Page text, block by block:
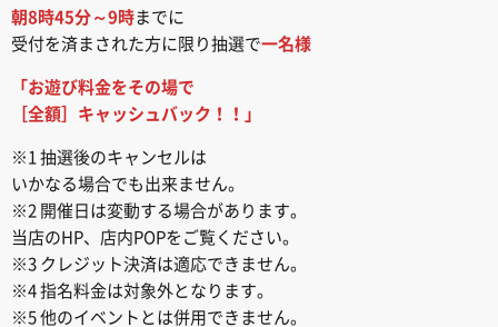
朝8時45分～9時までに
受付を済まされた方に限り抽選で一名様
「お遊び料金をその場で
［全額］キャッシュバック！！」
※1 抽選後のキャンセルは
いかなる場合でも出来ません。
※2 開催日は変動する場合があります。
当店のHP、店内POPをご覧ください。
※3 クレジット決済は適応できません。
※4 指名料金は対象外となります。
※5 他のイベントとは併用できません。